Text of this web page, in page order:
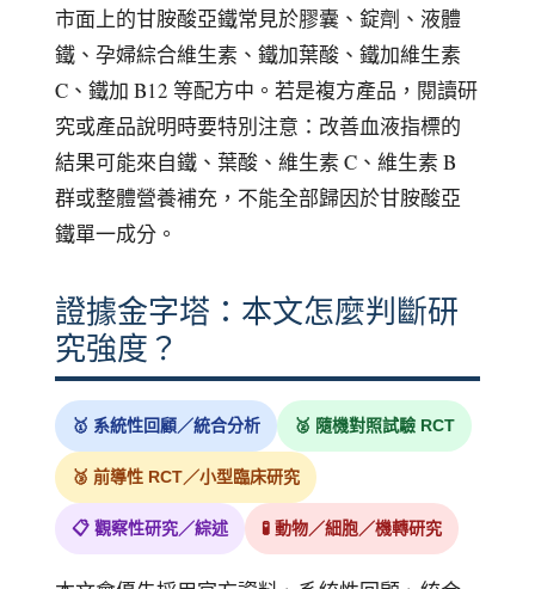
市面上的甘胺酸亞鐵常見於膠囊、錠劑、液體
鐵、孕婦綜合維生素、鐵加葉酸、鐵加維生素
C、鐵加 B12 等配方中。若是複方產品，閱讀研
究或產品說明時要特別注意：改善血液指標的
結果可能來自鐵、葉酸、維生素 C、維生素 B
群或整體營養補充，不能全部歸因於甘胺酸亞
鐵單一成分。
證據金字塔：本文怎麼判斷研
究強度？
🥇 系統性回顧／統合分析 🥈 隨機對照試驗 RCT
🥉 前導性 RCT／小型臨床研究
📋 觀察性研究／綜述 🧪 動物／細胞／機轉研究